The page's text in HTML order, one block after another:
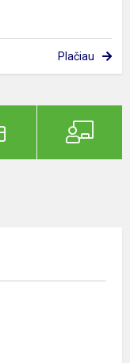
Plačiau